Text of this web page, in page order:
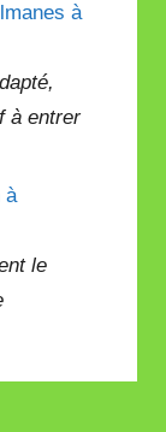
à
à entrer
à
le